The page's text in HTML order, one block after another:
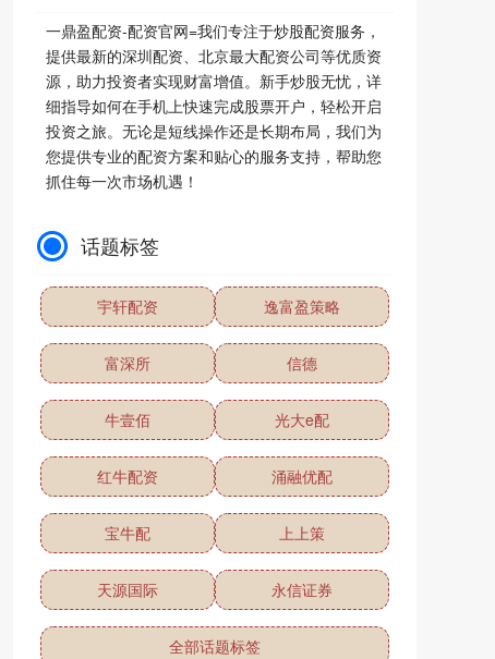
一鼎盈配资-配资官网=我们专注于炒股配资服务，
提供最新的深圳配资、北京最大配资公司等优质资
源，助力投资者实现财富增值。新手炒股无忧，详
细指导如何在手机上快速完成股票开户，轻松开启
投资之旅。无论是短线操作还是长期布局，我们为
您提供专业的配资方案和贴心的服务支持，帮助您
抓住每一次市场机遇！
话题标签
宇轩配资 逸富盈策略
富深所 信德
牛壹佰 光大e配
红牛配资 涌融优配
宝牛配 上上策
天源国际 永信证券
全部话题标签